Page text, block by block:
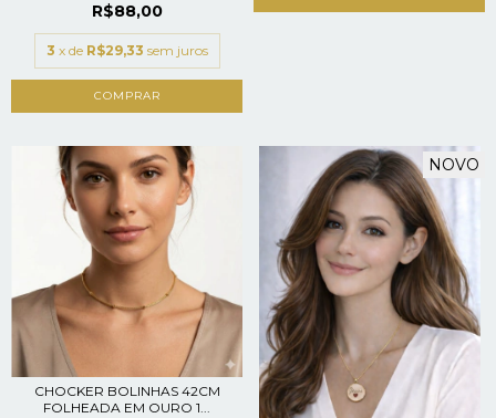
R$88,00
3 x de R$29,33 sem juros
CHOCKER BOLINHAS 42CM
FOLHEADA EM OURO 1...
NOVO